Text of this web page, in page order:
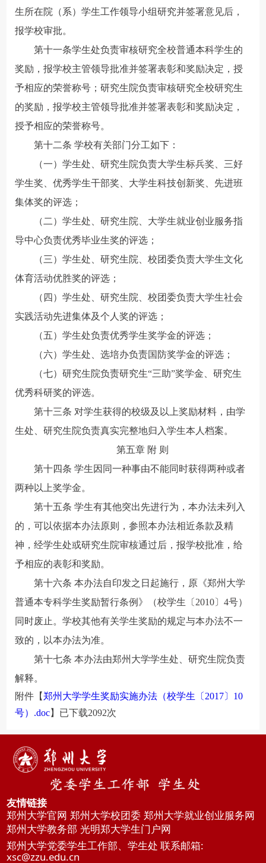
生所在院（系）学生工作领导小组研究并签署意见后，
报学校审批。
第十一条学生处负责审核研究全校普通本科学生的
奖励，报学校主管领导批准并签署表彰和奖励决定，授
予相应的荣誉称号；研究生院负责审核研究全校研究生
的奖励，报学校主管领导批准并签署表彰和奖励决定，
授予相应的荣誉称号。
第十二条 学校有关部门分工如下：
（一）学生处、研究生院负责大学生标兵奖、三好
学生奖、优秀学生干部奖、大学生科技创新奖、先进班
集体奖的评选；
（二）学生处、研究生院、大学生就业创业服务指
导中心负责优秀毕业生奖的评选；
（三）学生处、研究生院、校团委负责大学生文化
体育活动优胜奖的评选；
（四）学生处、研究生院、校团委负责大学生社会
实践活动先进集体及个人奖的评选；
（五）学生处负责优秀学生奖学金的评选；
（六）学生处、选培办负责国防奖学金的评选；
（七）研究生院负责研究生“三助”奖学金、研究生
优秀科研奖的评选。
第十三条 对学生获得的校级及以上奖励材料，由学
生处、研究生院负责真实完整地归入学生本人档案。
第五章 附 则
第十四条 学生因同一种事由不能同时获得两种或者
两种以上奖学金。
第十五条 学生有其他突出先进行为，本办法未列入
的，可以依据本办法原则，参照本办法相近条款及精
神，经学生处或研究生院审核通过后，报学校批准，给
予相应的表彰和奖励。
第十六条 本办法自印发之日起施行，原《郑州大学
普通本专科学生奖励暂行条例》（校学生〔2010〕4号）
同时废止。学校其他有关学生奖励的规定与本办法不一
致的，以本办法为准。
第十七条 本办法由郑州大学学生处、研究生院负责
解释。
附件【郑州大学学生奖励实施办法（校学生〔2017〕10
号）.doc】已下载2092次
友情链接
郑州大学官网 郑州大学校团委 郑州大学就业创业服务网
郑州大学教务部 光明郑大学生门户网
郑州大学党委学生工作部、学生处 联系邮箱:
xsc@zzu.edu.cn